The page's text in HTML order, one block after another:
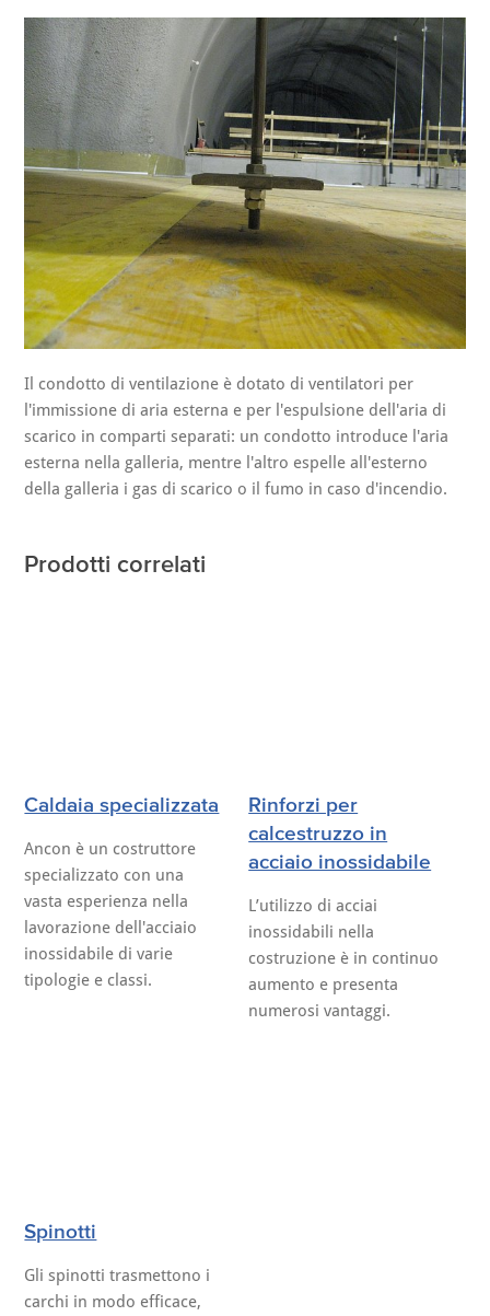
Il condotto di ventilazione è dotato di ventilatori per
l'immissione di aria esterna e per l'espulsione dell'aria di
scarico in comparti separati: un condotto introduce l'aria
esterna nella galleria, mentre l'altro espelle all'esterno
della galleria i gas di scarico o il fumo in caso d'incendio.
Prodotti correlati
Caldaia specializzata
Ancon è un costruttore
specializzato con una
vasta esperienza nella
lavorazione dell'acciaio
inossidabile di varie
tipologie e classi.
Rinforzi per
calcestruzzo in
acciaio inossidabile
L’utilizzo di acciai
inossidabili nella
costruzione è in continuo
aumento e presenta
numerosi vantaggi.
Spinotti
Gli spinotti trasmettono i
carchi in modo efficace,